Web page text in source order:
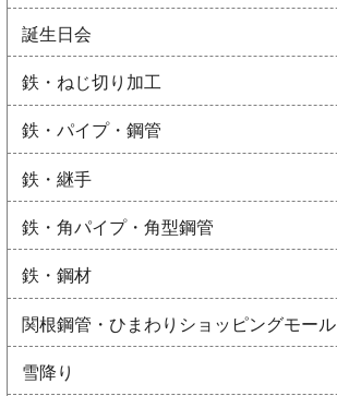
誕生日会
鉄・ねじ切り加工
鉄・パイプ・鋼管
鉄・継手
鉄・角パイプ・角型鋼管
鉄・鋼材
関根鋼管・ひまわりショッピングモール
雪降り